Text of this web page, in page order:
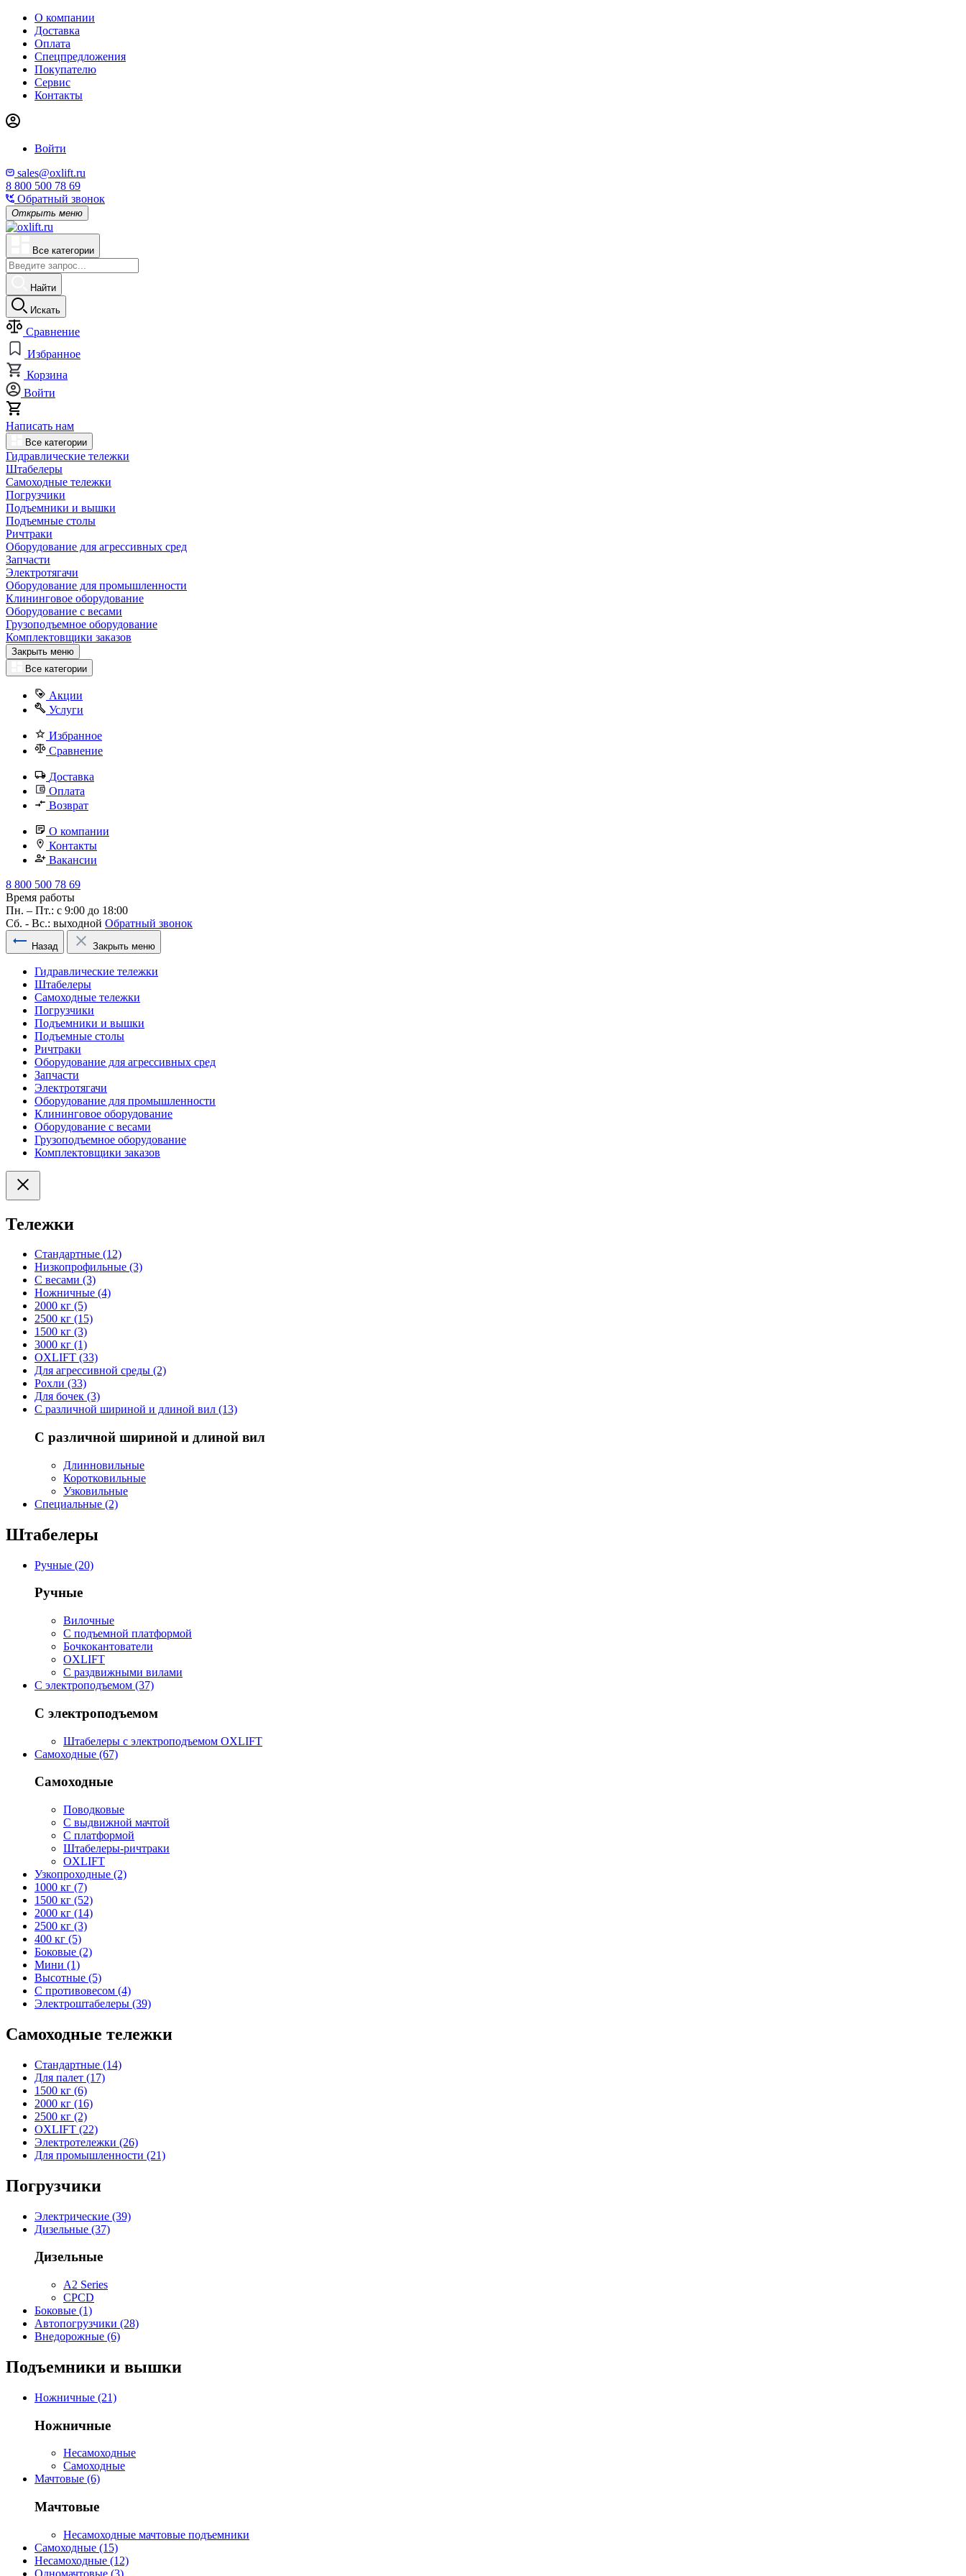
О компании
Доставка
Оплата
Спецпредложения
Покупателю
Сервис
Контакты
Войти
sales@oxlift.ru
8 800 500 78 69
Обратный звонок
Открыть меню
Все категории
Найти
Искать
Сравнение
Избранное
Корзина
Войти
Написать нам
Все категории
Гидравлические тележки
Штабелеры
Самоходные тележки
Погрузчики
Подъемники и вышки
Подъемные столы
Ричтраки
Оборудование для агрессивных сред
Запчасти
Электротягачи
Оборудование для промышленности
Клининговое оборудование
Оборудование с весами
Грузоподъемное оборудование
Комплектовщики заказов
Закрыть меню
Все категории
Акции
Услуги
Избранное
Сравнение
Доставка
Оплата
Возврат
О компании
Контакты
Вакансии
8 800 500 78 69
Время работы
Пн. – Пт.: с 9:00 до 18:00
Сб. - Вс.: выходной Обратный звонок
Назад Закрыть меню
Гидравлические тележки
Штабелеры
Самоходные тележки
Погрузчики
Подъемники и вышки
Подъемные столы
Ричтраки
Оборудование для агрессивных сред
Запчасти
Электротягачи
Оборудование для промышленности
Клининговое оборудование
Оборудование с весами
Грузоподъемное оборудование
Комплектовщики заказов
Тележки
Стандартные (12)
Низкопрофильные (3)
С весами (3)
Ножничные (4)
2000 кг (5)
2500 кг (15)
1500 кг (3)
3000 кг (1)
OXLIFT (33)
Для агрессивной среды (2)
Рохли (33)
Для бочек (3)
С различной шириной и длиной вил (13)
С различной шириной и длиной вил
Длинновильные
Коротковильные
Узковильные
Cпециальные (2)
Штабелеры
Ручные (20)
Ручные
Вилочные
С подъемной платформой
Бочкокантователи
OXLIFT
С раздвижными вилами
С электроподъемом (37)
С электроподъемом
Штабелеры с электроподъемом OXLIFT
Самоходные (67)
Самоходные
Поводковые
С выдвижной мачтой
С платформой
Штабелеры-ричтраки
OXLIFT
Узкопроходные (2)
1000 кг (7)
1500 кг (52)
2000 кг (14)
2500 кг (3)
400 кг (5)
Боковые (2)
Мини (1)
Высотные (5)
С противовесом (4)
Электроштабелеры (39)
Самоходные тележки
Стандартные (14)
Для палет (17)
1500 кг (6)
2000 кг (16)
2500 кг (2)
OXLIFT (22)
Электротележки (26)
Для промышленности (21)
Погрузчики
Электрические (39)
Дизельные (37)
Дизельные
A2 Series
CPCD
Боковые (1)
Автопогрузчики (28)
Внедорожные (6)
Подъемники и вышки
Ножничные (21)
Ножничные
Несамоходные
Самоходные
Мачтовые (6)
Мачтовые
Несамоходные мачтовые подъемники
Самоходные (15)
Несамоходные (12)
Одномачтовые (3)